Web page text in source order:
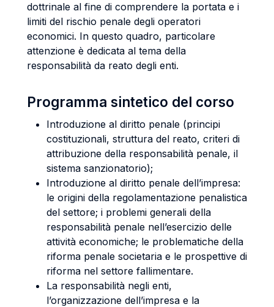
dottrinale al fine di comprendere la portata e i
limiti del rischio penale degli operatori
economici. In questo quadro, particolare
attenzione è dedicata al tema della
responsabilità da reato degli enti.
Programma sintetico del corso
Introduzione al diritto penale (principi
costituzionali, struttura del reato, criteri di
attribuzione della responsabilità penale, il
sistema sanzionatorio);
Introduzione al diritto penale dell’impresa:
le origini della regolamentazione penalistica
del settore; i problemi generali della
responsabilità penale nell’esercizio delle
attività economiche; le problematiche della
riforma penale societaria e le prospettive di
riforma nel settore fallimentare.
La responsabilità negli enti,
l’organizzazione dell’impresa e la